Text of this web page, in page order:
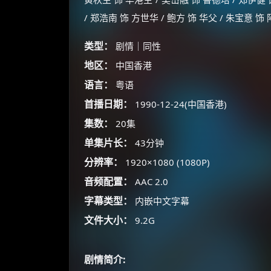
/ 郑浩南 饰 方世华 / 鲍方 饰 华父 / 朱宝意 饰
类型： 剧情｜同性
地区： 中国香港
语言： 粤语
首播日期： 1990-12-24(中国香港)
集数： 20集
单集片长： 43分钟
分辨率： 1920×1080 (1080P)
音频配置： AAC 2.0
字幕类型： 内嵌中文字幕
文件大小： 9.2G
剧情简介: